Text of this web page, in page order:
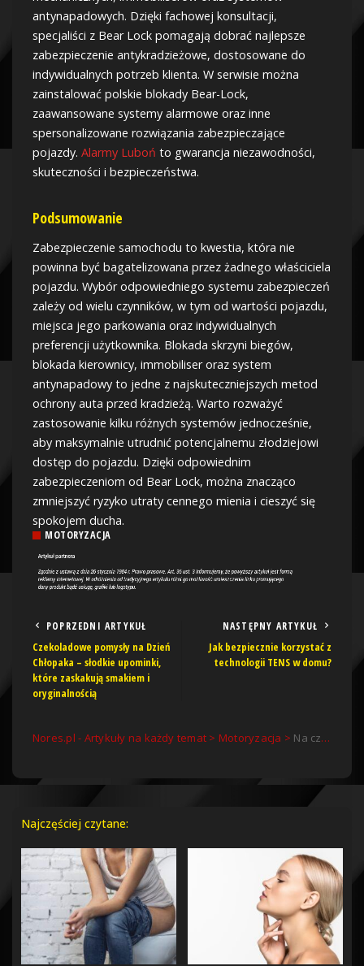
antynapadowych. Dzięki fachowej konsultacji,
specjaliści z Bear Lock pomagają dobrać najlepsze
zabezpieczenie antykradzieżowe, dostosowane do
indywidualnych potrzeb klienta. W serwisie można
zainstalować polskie blokady Bear-Lock,
zaawansowane systemy alarmowe oraz inne
spersonalizowane rozwiązania zabezpieczające
pojazdy. Alarmy Luboń to gwarancja niezawodności,
skuteczności i bezpieczeństwa.
Podsumowanie
Zabezpieczenie samochodu to kwestia, która nie
powinna być bagatelizowana przez żadnego właściciela
pojazdu. Wybór odpowiedniego systemu zabezpieczeń
zależy od wielu czynników, w tym od wartości pojazdu,
miejsca jego parkowania oraz indywidualnych
preferencji użytkownika. Blokada skrzyni biegów,
blokada kierownicy, immobiliser oraz system
antynapadowy to jedne z najskuteczniejszych metod
ochrony auta przed kradzieżą. Warto rozważyć
zastosowanie kilku różnych systemów jednocześnie,
aby maksymalnie utrudnić potencjalnemu złodziejowi
dostęp do pojazdu. Dzięki odpowiednim
zabezpieczeniom od Bear Lock, można znacząco
zmniejszyć ryzyko utraty cennego mienia i cieszyć się
spokojem ducha.
MOTORYZACJA
POPRZEDNI ARTYKUŁ
Czekoladowe pomysły na Dzień
Chłopaka – słodkie upominki,
które zaskakują smakiem i
oryginalnością
NASTĘPNY ARTYKUŁ
Jak bezpiecznie korzystać z
technologii TENS w domu?
Nores.pl - Artykuły na każdy temat > Motoryzacja > Na czym polega zabezpieczenie auta?
Najczęściej czytane: